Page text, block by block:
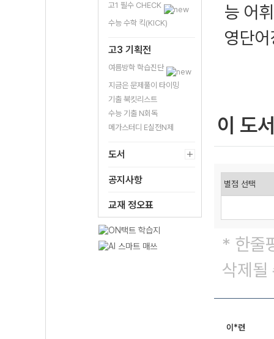
고1 필수 CHECK
수능 수학 킥(KICK)
고3 기획전
여름방학 학습진단
지금은 문제풀이 타이밍
기출 북킷리스트
수능 기출 N회독
메가스터디 E실전N제
도서
공지사항
교재 정오표
능 어
영단
이 도
* 한줄
삭제될
이*련